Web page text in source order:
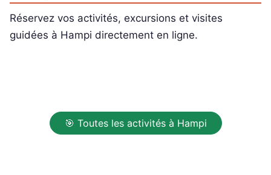
Réservez vos activités, excursions et visites
guidées à Hampi directement en ligne.
🎯 Toutes les activités à Hampi